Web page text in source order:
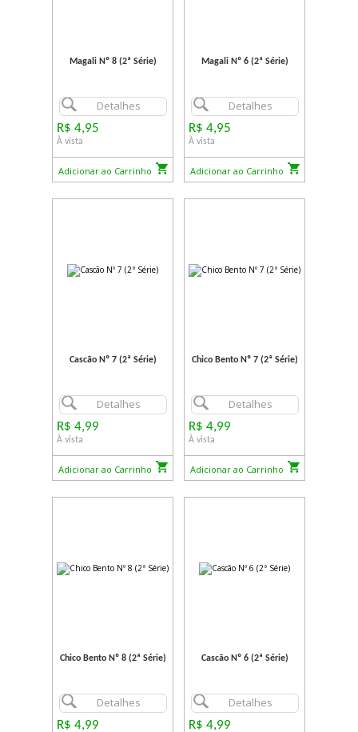
Magali Nº 8 (2ª Série)
Detalhes
R$ 4,95
À vista
Adicionar ao Carrinho
Magali Nº 6 (2ª Série)
Detalhes
R$ 4,95
À vista
Adicionar ao Carrinho
Cascão Nº 7 (2ª Série)
Detalhes
R$ 4,99
À vista
Adicionar ao Carrinho
Chico Bento Nº 7 (2ª Série)
Detalhes
R$ 4,99
À vista
Adicionar ao Carrinho
Chico Bento Nº 8 (2ª Série)
Detalhes
R$ 4,99
Cascão Nº 6 (2ª Série)
Detalhes
R$ 4,99